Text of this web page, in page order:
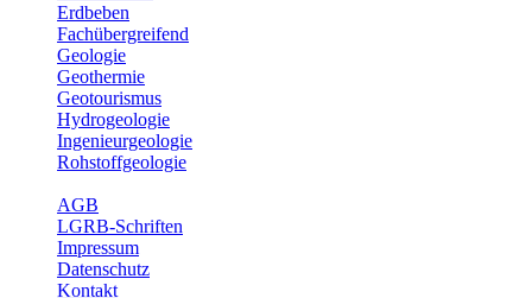
Erdbeben
Fachübergreifend
Geologie
Geothermie
Geotourismus
Hydrogeologie
Ingenieurgeologie
Rohstoffgeologie
AGB
LGRB-Schriften
Impressum
Datenschutz
Kontakt